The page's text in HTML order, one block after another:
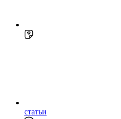
статьи